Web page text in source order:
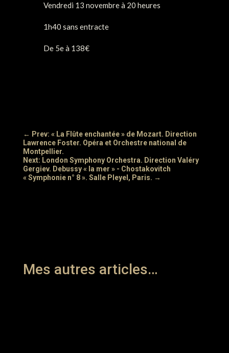
Vendredi 13 novembre à 20 heures
1h40 sans entracte
De 5e à 138€
← Prev: « La Flûte enchantée » de Mozart. Direction
Lawrence Foster. Opéra et Orchestre national de
Montpellier.
Next: London Symphony Orchestra. Direction Valéry
Gergiev. Debussy « la mer » - Chostakovitch
« Symphonie n° 8 ». Salle Pleyel, Paris. →
Mes autres articles…